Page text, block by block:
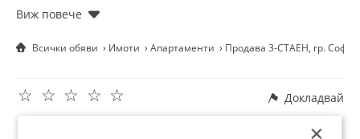
тиха локация, близо до метро, трамваи, тролеи и
За да запазите час за оглед, обадете се на посочения
Всички обяви Имоти Апартаменти Продава 3-СТАЕН, гр.
☆
☆
☆
☆
☆ Докладвай
×